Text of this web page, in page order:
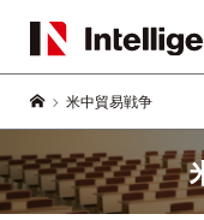
米中貿易戦争